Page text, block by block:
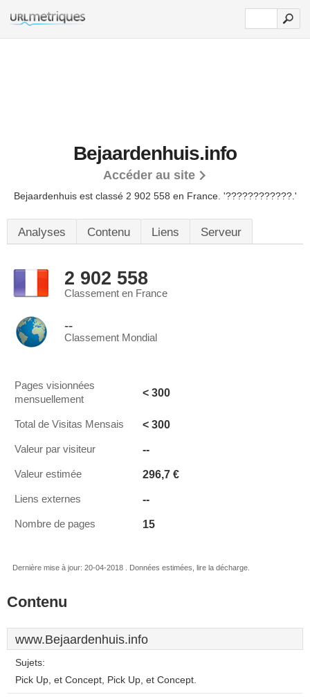
Bejaardenhuis.info
Accéder au site
Bejaardenhuis est classé 2 902 558 en France. '????????????.'
Analyses Contenu Liens Serveur
2 902 558
Classement en France
--
Classement Mondial
Pages visionnées
mensuellement
< 300
Total de Visitas Mensais < 300
Valeur par visiteur --
Valeur estimée 296,7 €
Liens externes --
Nombre de pages 15
Dernière mise à jour: 20-04-2018 . Données estimées, lire la décharge.
Contenu
www.Bejaardenhuis.info
Sujets:
Pick Up, et Concept, Pick Up, et Concept.